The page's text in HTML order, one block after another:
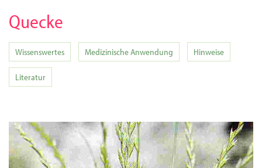
Quecke
Wissenswertes Medizinische Anwendung Hinweise
Literatur